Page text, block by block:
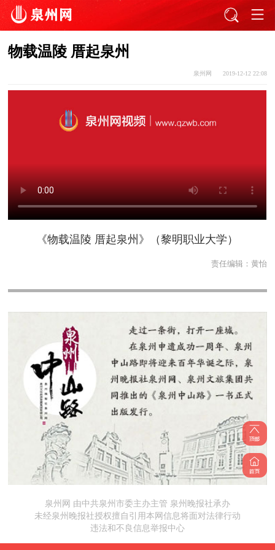
物载温陵 厝起泉州
泉州网 2019-12-12 22:08
《物载温陵 厝起泉州》（黎明职业大学）
责任编辑： 黄怡
泉州网 由中共泉州市委主办主管 泉州晚报社承办
未经泉州晚报社授权擅自引用本网信息将面对法律行动
违法和不良信息举报中心